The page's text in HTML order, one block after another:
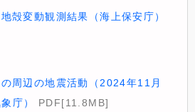
殻変動観測結果（海上保安庁）
周辺の地震活動（2024年11月
庁）
PDF[11.8MB]